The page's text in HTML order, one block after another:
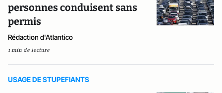
personnes conduisent sans
permis
Rédaction d'Atlantico
1 min de lecture
USAGE DE STUPEFIANTS